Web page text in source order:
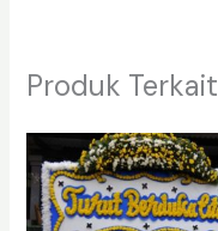
Produk Terkait